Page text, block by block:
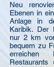
Neu
Ebenen in
Anlage in
Karibik. Der
nur 2 km
bequem zu
erreichen
Restaurants